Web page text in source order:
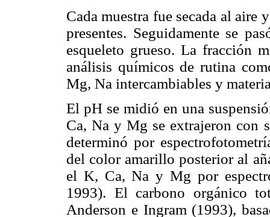
Cada muestra fue secada al
presentes. Seguidamente se
esqueleto grueso. La fracción
análisis químicos de rutina
Mg, Na intercambiables y
El pH se midió en una
Ca, Na y Mg se extrajeron con
determinó por
del color amarillo posterior al
el K, Ca, Na y Mg por
1993). El carbono orgánico
Anderson e Ingram (1993),